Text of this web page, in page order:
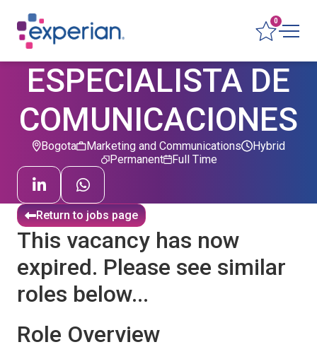
0
ESPECIALISTA DE
COMUNICACIONES
Bogota
Marketing and Communications
Permanent
Hybrid
Full Time
Return to jobs page
This vacancy has now
expired. Please see similar
roles below...
Role Overview